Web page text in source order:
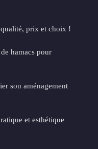
prix et choix !
hamacs pour
son aménagement
et esthétique